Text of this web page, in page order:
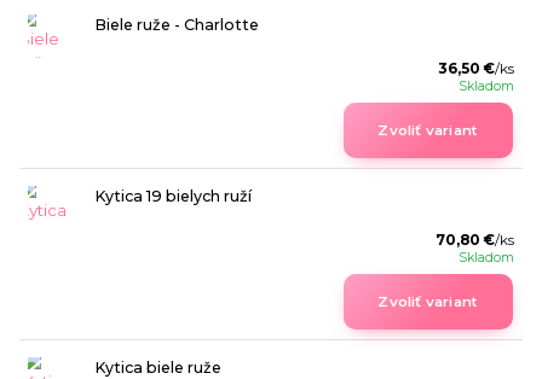
Biele ruže - Charlotte
36,50 €/ks
Skladom
Zvoliť variant
Kytica 19 bielych ruží
70,80 €/ks
Skladom
Zvoliť variant
Kytica biele ruže